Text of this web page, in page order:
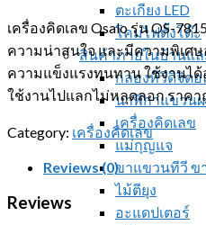
ตะเกียง LED
โคมไฟตั้งโต๊ะ
สินค้าภายในบ้านแ
กล่องทีวีดิจิตอ
นาฬิกาแขวน
เครื่องคิดเลข
แม่กุญแจ
ขาแขวนทีวี ข
ไม้ตียุง
อะแดปเตอร์
เครื่องคิดเลข Osalo รุ่น OS-
ความน่าสนใจ และมีความพิเศ
ความแข็งแรงทนทาน ใช้งานไ
ใช้งานไปแลกไม่หลุดลอก ราคา
Category: เครื่องคิดเลข
Reviews (0)
Reviews